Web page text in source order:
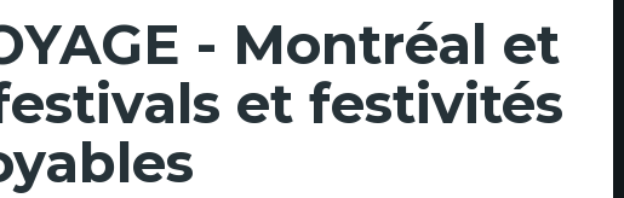
- Montréal et
et festivités